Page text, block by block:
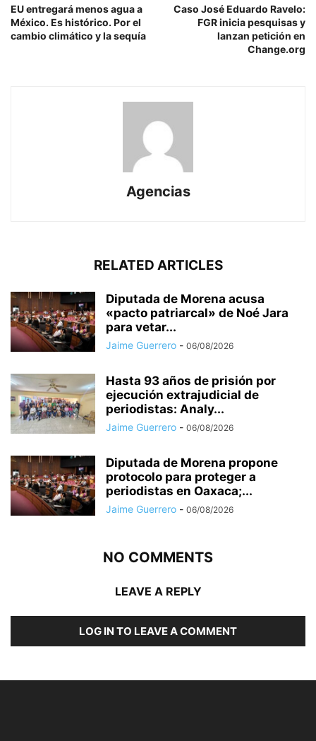
EU entregará menos agua a
México. Es histórico. Por el
cambio climático y la sequía
Caso José Eduardo Ravelo:
FGR inicia pesquisas y
lanzan petición en
Change.org
Agencias
RELATED ARTICLES
Diputada de Morena acusa
«pacto patriarcal» de Noé Jara
para vetar...
Jaime Guerrero - 06/08/2026
Hasta 93 años de prisión por
ejecución extrajudicial de
periodistas: Analy...
Jaime Guerrero - 06/08/2026
Diputada de Morena propone
protocolo para proteger a
periodistas en Oaxaca;...
Jaime Guerrero - 06/08/2026
NO COMMENTS
LEAVE A REPLY
LOG IN TO LEAVE A COMMENT